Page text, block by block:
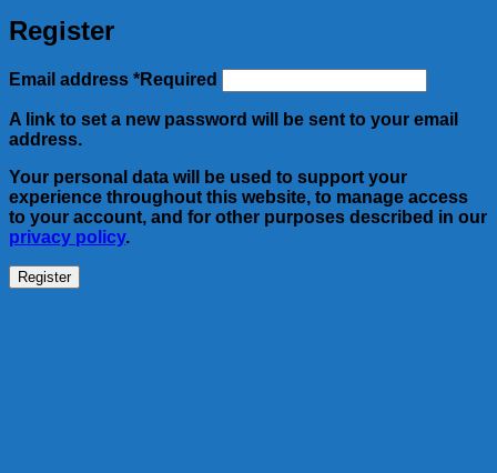
Register
Email address *Required
A link to set a new password will be sent to your email
address.
Your personal data will be used to support your
experience throughout this website, to manage access
to your account, and for other purposes described in our
privacy policy.
Register